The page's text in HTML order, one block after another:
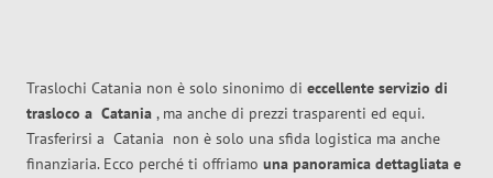
Traslochi Catania non è solo sinonimo di eccellente servizio di
trasloco a Catania , ma anche di prezzi trasparenti ed equi.
Trasferirsi a Catania non è solo una sfida logistica ma anche
finanziaria. Ecco perché ti offriamo una panoramica dettagliata e